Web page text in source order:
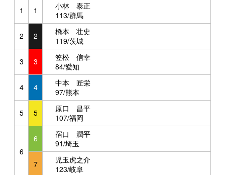
1 1
小林 泰正
113/群馬
2 2
橋本 壮史
119/茨城
3 3
笠松 信幸
84/愛知
4 4
中本 匠栄
97/熊本
5 5
原口 昌平
107/福岡
6
6
宿口 潤平
91/埼玉
7
児玉虎之介
123/岐阜